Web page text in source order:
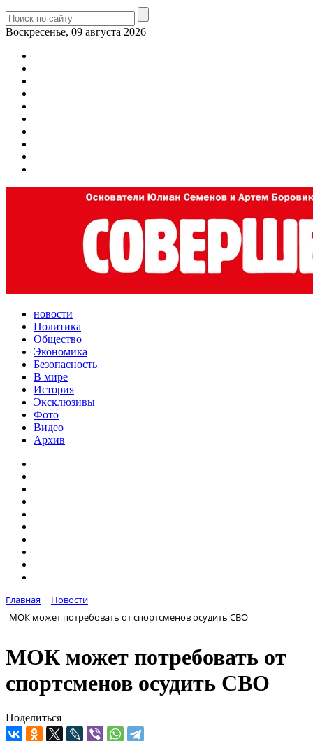
Воскресенье, 09 августа 2026
новости
Политика
Общество
Экономика
Безопасность
В мире
История
Эксклюзивы
Фото
Видео
Архив
Главная
Новости
МОК может потребовать от спортсменов осудить СВО
МОК может потребовать от
спортсменов осудить СВО
Поделиться